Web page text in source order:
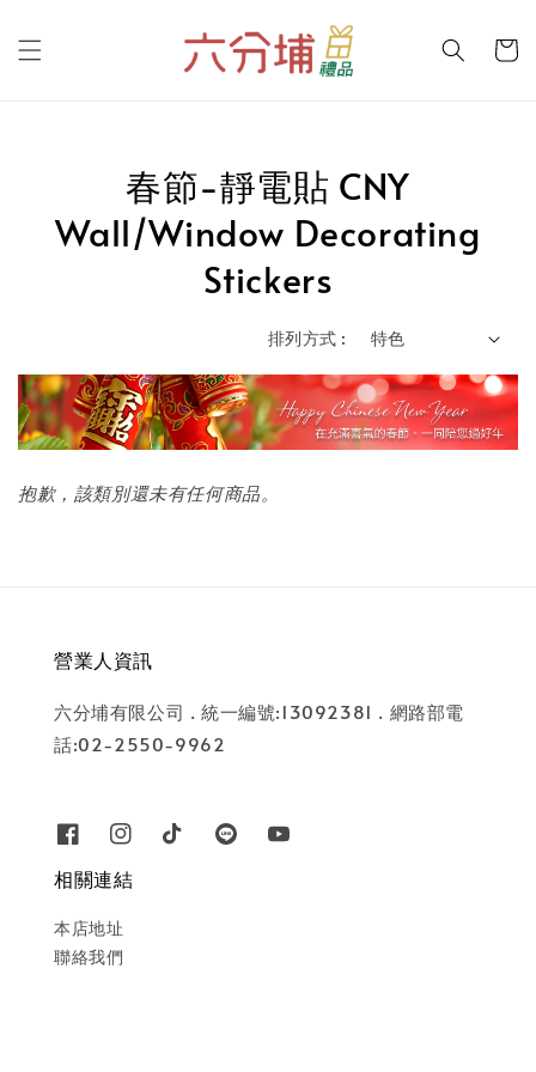
春節-靜電貼 CNY
Wall/Window Decorating
Stickers
排列方式 :
抱歉，該類別還未有任何商品。
營業人資訊
六分埔有限公司 . 統一編號:13092381 . 網路部電
話:02-2550-9962
相關連結
本店地址
聯絡我們